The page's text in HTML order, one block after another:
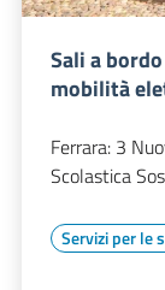
Sali a
mobilità
Ferrara: 3
Scolastica
Servizi per le